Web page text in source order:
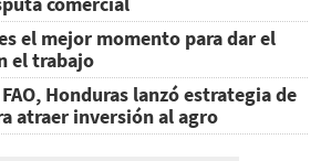
el mejor momento para dar el
el trabajo
Honduras lanzó estrategia de
atraer inversión al agro